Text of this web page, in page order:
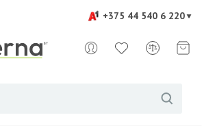
+375 44 540 6 220